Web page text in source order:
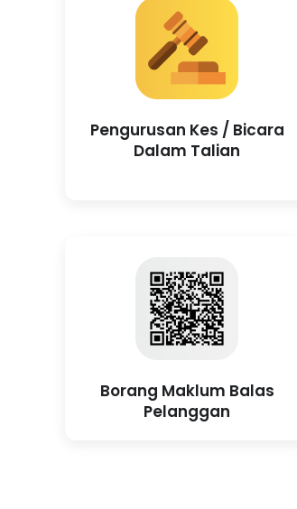
Pengurusan Kes / Bicara
Dalam Talian
Borang Maklum Balas
Pelanggan